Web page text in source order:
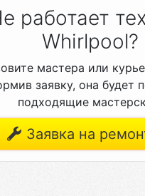
работает
Whirlpool?
мастера или
заявку, она будет
подходящие
Заявка на